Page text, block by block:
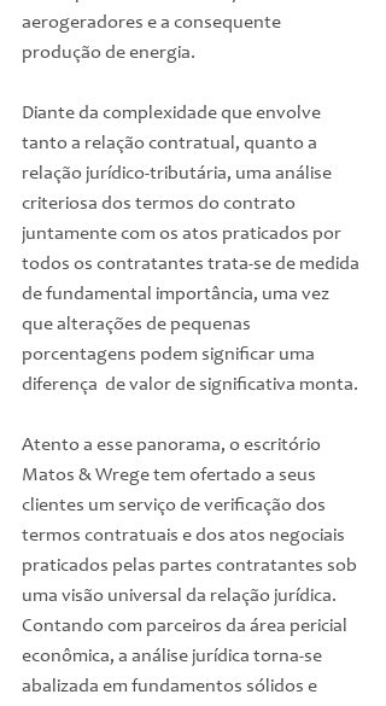
aerogeradores e a consequente
produção de energia.
Diante da complexidade que envolve
tanto a relação contratual, quanto a
relação jurídico-tributária, uma análise
criteriosa dos termos do contrato
juntamente com os atos praticados por
todos os contratantes trata-se de medida
de fundamental importância, uma vez
que alterações de pequenas
porcentagens podem significar uma
diferença  de valor de significativa monta.
Atento a esse panorama, o escritório
Matos & Wrege tem ofertado a seus
clientes um serviço de verificação dos
termos contratuais e dos atos negociais
praticados pelas partes contratantes sob
uma visão universal da relação jurídica.
Contando com parceiros da área pericial
econômica, a análise jurídica torna-se
abalizada em fundamentos sólidos e